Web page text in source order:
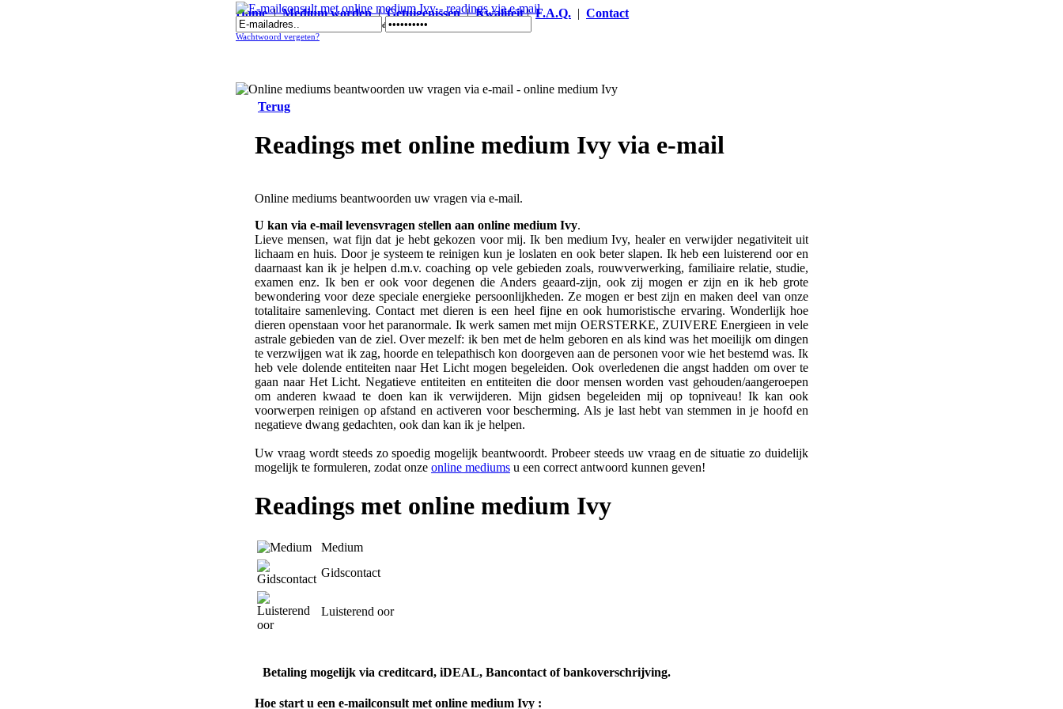
Home|Medium worden|Getuigenissen|Kwaliteit|F.A.Q. | Contact
E-mailconsult met online medium Ivy - readings via e-mail
Wachtwoord vergeten?
Terug
Readings met online medium Ivy via e-mail
Online mediums beantwoorden uw vragen via e-mail.
U kan via e-mail levensvragen stellen aan online medium Ivy.
Lieve mensen, wat fijn dat je hebt gekozen voor mij. Ik ben medium Ivy, healer en verwijder negativiteit uit
lichaam en huis. Door je systeem te reinigen kun je loslaten en ook beter slapen. Ik heb een luisterend oor en
daarnaast kan ik je helpen d.m.v. coaching op vele gebieden zoals, rouwverwerking, familiaire relatie, studie,
examen enz. Ik ben er ook voor degenen die Anders geaard-zijn, ook zij mogen er zijn en ik heb grote
bewondering voor deze speciale energieke persoonlijkheden. Ze mogen er best zijn en maken deel van onze
totalitaire samenleving. Contact met dieren is een heel fijne en ook humoristische ervaring. Wonderlijk hoe
dieren openstaan voor het paranormale. Ik werk samen met mijn OERSTERKE, ZUIVERE Energieen in vele
astrale gebieden van de ziel. Over mezelf: ik ben met de helm geboren en als kind was het moeilijk om dingen
te verzwijgen wat ik zag, hoorde en telepathisch kon doorgeven aan de personen voor wie het bestemd was. Ik
heb vele dolende entiteiten naar Het Licht mogen begeleiden. Ook overledenen die angst hadden om over te
gaan naar Het Licht. Negatieve entiteiten en entiteiten die door mensen worden vast gehouden/aangeroepen
om anderen kwaad te doen kan ik verwijderen. Mijn gidsen begeleiden mij op topniveau! Ik kan ook
voorwerpen reinigen op afstand en activeren voor bescherming. Als je last hebt van stemmen in je hoofd en
negatieve dwang gedachten, ook dan kan ik je helpen.
Uw vraag wordt steeds zo spoedig mogelijk beantwoordt. Probeer steeds uw vraag en de situatie zo duidelijk
mogelijk te formuleren, zodat onze online mediums u een correct antwoord kunnen geven!
Readings met online medium Ivy
Medium
Gidscontact
Luisterend oor
Betaling mogelijk via creditcard, iDEAL, Bancontact of bankoverschrijving.
Hoe start u een e-mailconsult met online medium Ivy :